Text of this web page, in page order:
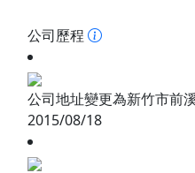
公司歷程
公司地址變更為新竹市前
2015/08/18